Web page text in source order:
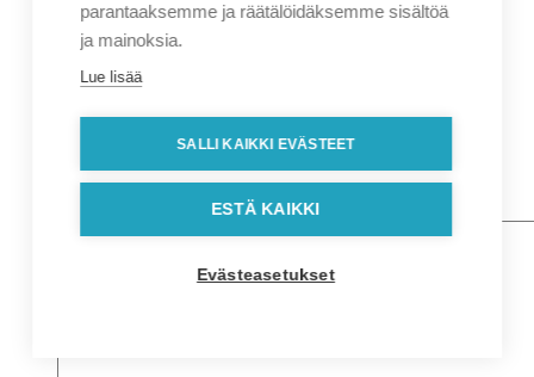
Sähköposti*
Puhelin*
Osoitetiedot
Lähiosoite
Postinumero
parantaaksemme ja räätälöidäksemme sisältöä
ja mainoksia.
Lue lisää
SALLI KAIKKI EVÄSTEET
ESTÄ KAIKKI
Evästeasetukset